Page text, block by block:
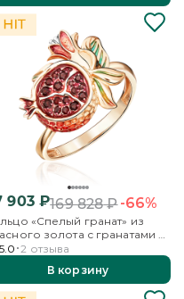
903₽169 828₽-66%
«Спелый гранат» из
золота с гранатами и
5.0 2 отзыва
В корзину